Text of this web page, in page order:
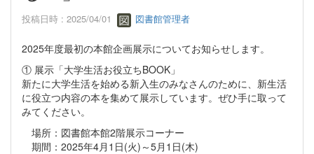
投稿日時 : 2025/04/01 図書館管理者
2025年度最初の本館企画展示についてお知らせします。
① 展示「大学生活お役立ちBOOK」
新たに大学生活を始める新入生のみなさんのために、新生活
に役立つ内容の本を集めて展示しています。ぜひ手に取って
みてください。
場所：図書館本館2階展示コーナー
期間：2025年4月1日(火)～5月1日(木)